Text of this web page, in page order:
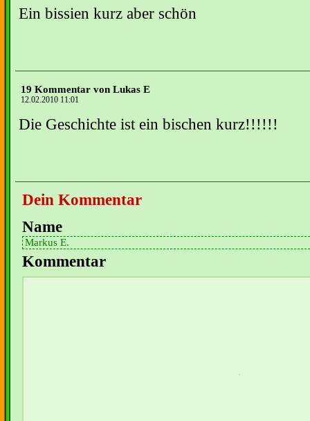
Ein bissien kurz aber schön
19 Kommentar von Lukas E
12.02.2010 11:01
Die Geschichte ist ein bischen kurz!!!!!!
Dein Kommentar
Name
Kommentar